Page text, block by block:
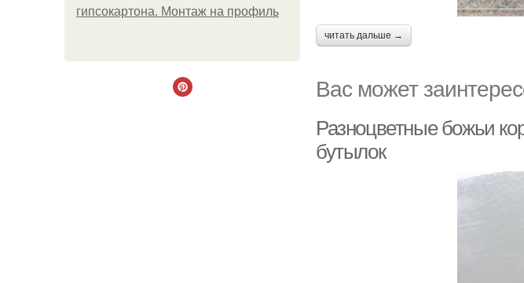
гипсокартона. Монтаж на профиль
читать дальше →
Вас может
Разноцветные божьи
бутылок